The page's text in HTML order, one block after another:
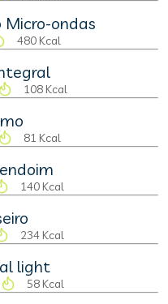
Micro-ondas
480 Kcal
108 Kcal
81 Kcal
140 Kcal
234 Kcal
light
58 Kcal